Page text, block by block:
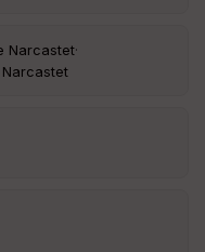
Narcastet·